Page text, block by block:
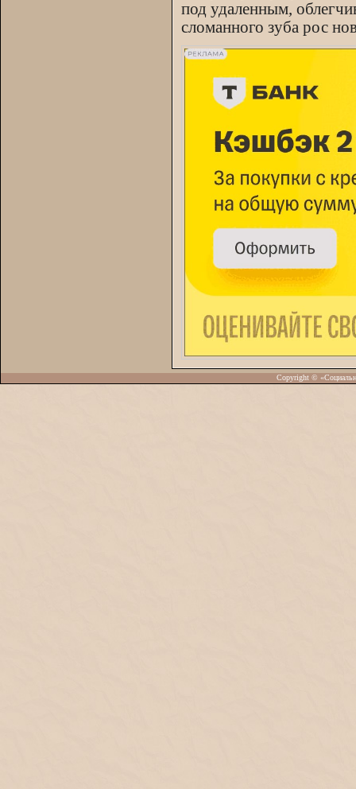
под удаленным,
сломанного зуба рос
Copyright ©